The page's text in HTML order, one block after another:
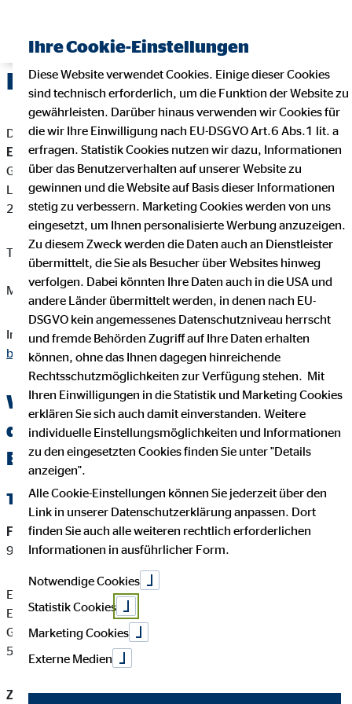
Impressum
Dieser Internetauftritt ist ein Angebot von:
Eugen Bosler
Geschäftsstellenleiter für die OVB Vermögensberatung AG
Logestr. 40a
27616 Beverstedt
Telefon: +49 4141 540710
Mail:eugen.bosler@ovb.de
Internet:https://www.ovb.de/finanzberater/beverstedt-eugen-
bosler.html
Wichtige Kundeninformationen über
den OVB Berater Eugen Bosler in
Beverstedt
Tätigkeitsart
Finanzanlagenvermittler-Registernummer:D-363H-FXUH7-
94
Eugen Bosler ist ein Finanzanlagenvermittler mit
Erlaubnispflicht nach § 34 f Abs. 1 Satz 1 Nummer 1 und 2
GewO, eingetragen in das Vermittlerregister gemäß § 34 f Abs.
5 GewO.
Zuständige Erlaubnisbehörde:
Ihre Cookie-Einstellungen
Diese Website verwendet Cookies. Einige dieser Cookies
sind technisch erforderlich, um die Funktion der Website zu
gewährleisten. Darüber hinaus verwenden wir Cookies für
die wir Ihre Einwilligung nach EU-DSGVO Art.6 Abs.1 lit. a
erfragen. Statistik Cookies nutzen wir dazu, Informationen
über das Benutzerverhalten auf unserer Website zu
gewinnen und die Website auf Basis dieser Informationen
stetig zu verbessern. Marketing Cookies werden von uns
eingesetzt, um Ihnen personalisierte Werbung anzuzeigen.
Zu diesem Zweck werden die Daten auch an Dienstleister
übermittelt, die Sie als Besucher über Websites hinweg
verfolgen. Dabei könnten Ihre Daten auch in die USA und
andere Länder übermittelt werden, in denen nach EU-
DSGVO kein angemessenes Datenschutzniveau herrscht
und fremde Behörden Zugriff auf Ihre Daten erhalten
können, ohne das Ihnen dagegen hinreichende
Rechtsschutzmöglichkeiten zur Verfügung stehen. Mit
Ihren Einwilligungen in die Statistik und Marketing Cookies
erklären Sie sich auch damit einverstanden. Weitere
individuelle Einstellungsmöglichkeiten und Informationen
zu den eingesetzten Cookies finden Sie unter "Details
anzeigen".
Alle Cookie-Einstellungen können Sie jederzeit über den
Link in unserer Datenschutzerklärung anpassen. Dort
finden Sie auch alle weiteren rechtlich erforderlichen
Informationen in ausführlicher Form.
Notwendige Cookies
Statistik Cookies
Marketing Cookies
Externe Medien